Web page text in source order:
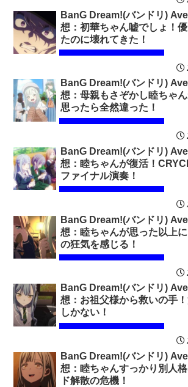
BanG Dream!(バンドリ)
想：初華ちゃん嘘でしょ！
たのに壊れてきた！
BanG Dream!(バンドリ)
想：母親もさぞかし睦ちゃ
思ったら全然違った！
BanG Dream!(バンドリ)
想：睦ちゃんが復活！
ファイナル演奏！
BanG Dream!(バンドリ)
想：睦ちゃんが思った以上
の狂気を感じる！
BanG Dream!(バンドリ)
想：お祖父様から救いの手
しかない！
BanG Dream!(バンドリ)
想：睦ちゃんすっかり別人
ド解散の危機！